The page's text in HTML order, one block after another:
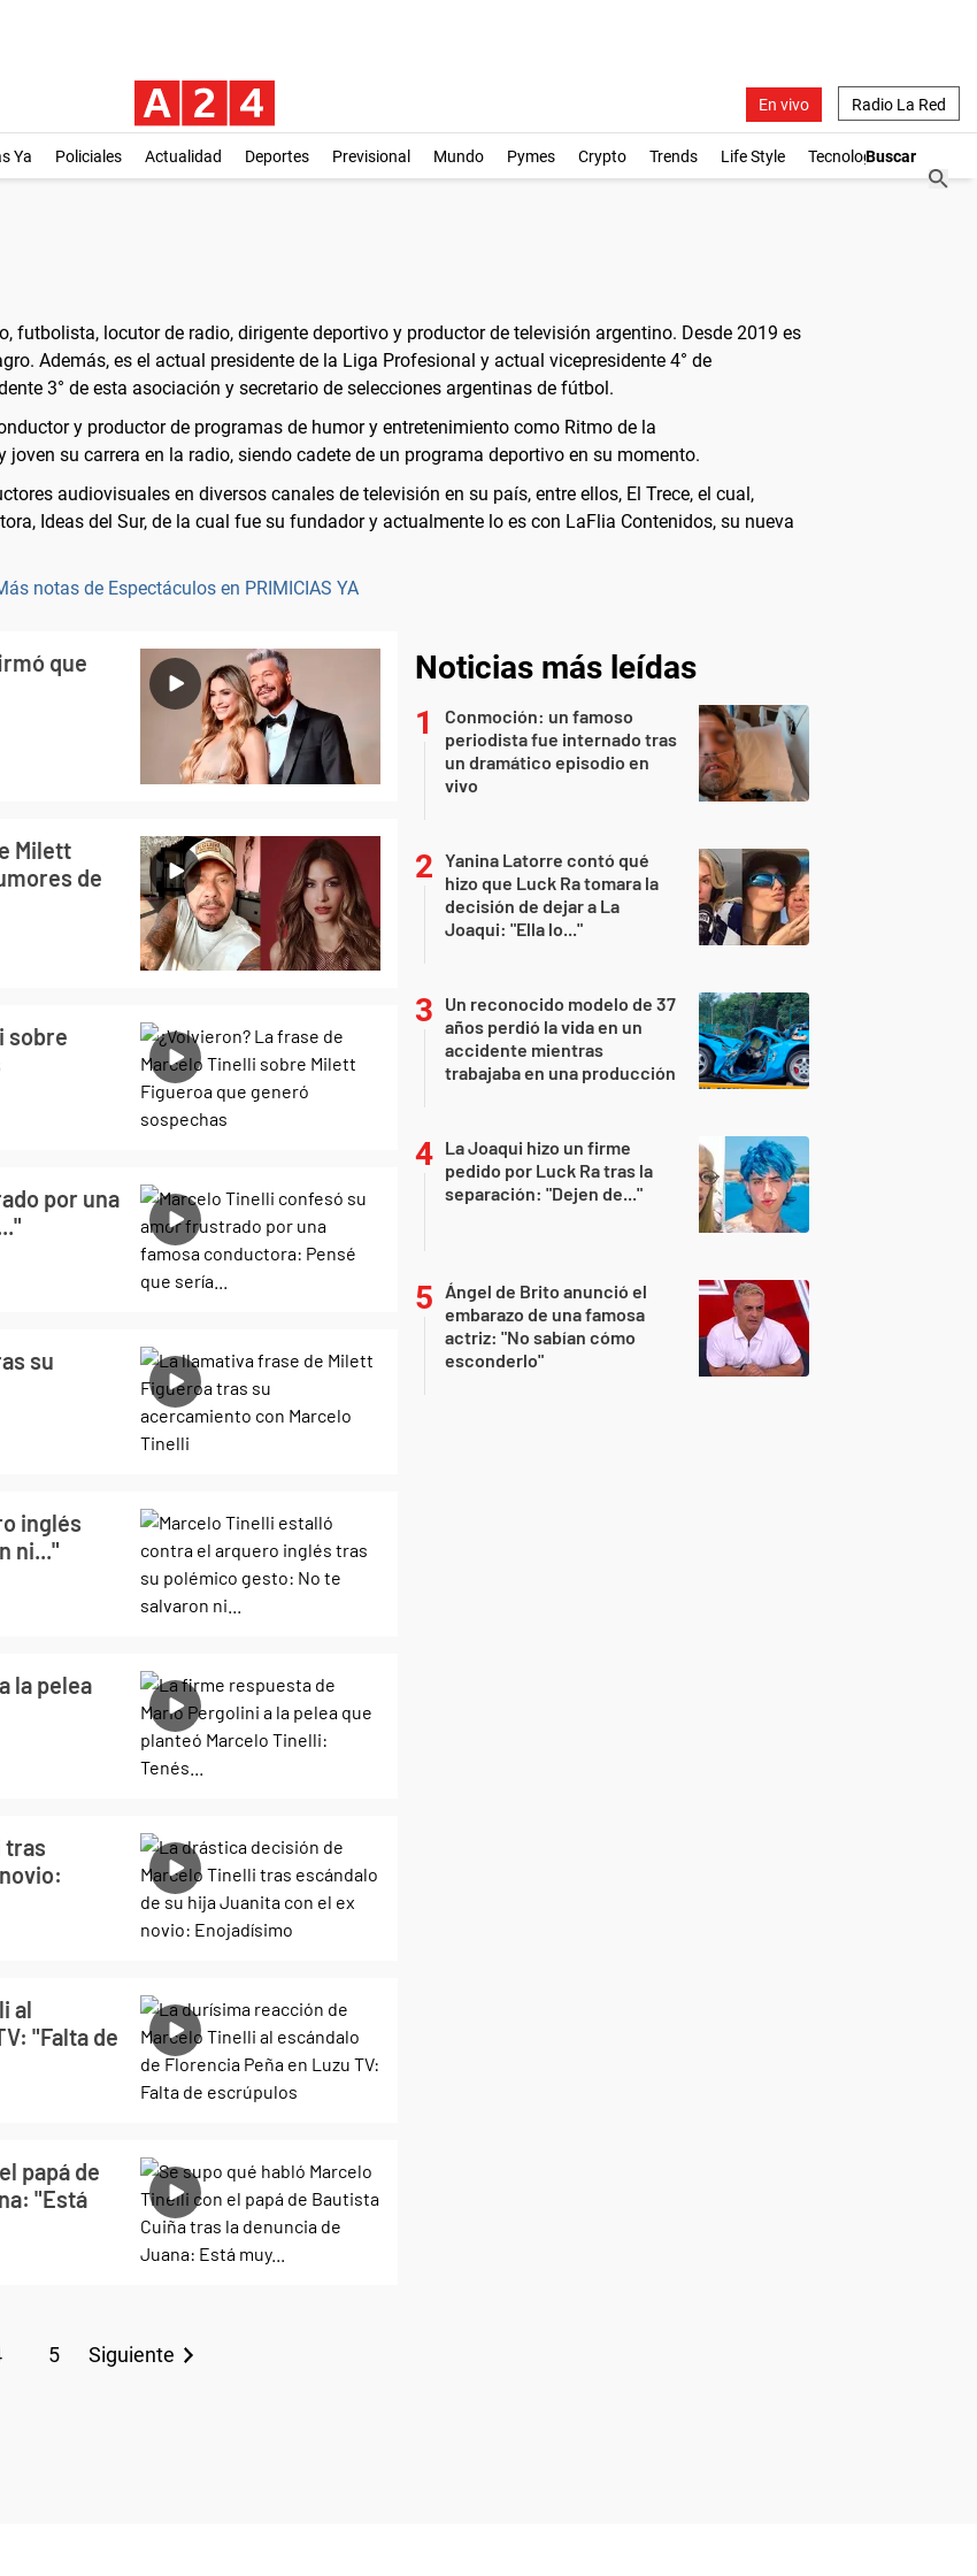
En vivo Radio La Red
Ya Policiales Actualidad Deportes Previsional Mundo Pymes Crypto Trends Life Style Tecnología
futbolista, locutor de radio, dirigente deportivo y productor de televisión argentino. Desde 2019 es
Además, es el actual presidente de la Liga Profesional y actual vicepresidente 4° de
3° de esta asociación y secretario de selecciones argentinas de fútbol.
y productor de programas de humor y entretenimiento como Ritmo de la
joven su carrera en la radio, siendo cadete de un programa deportivo en su momento.
audiovisuales en diversos canales de televisión en su país, entre ellos, El Trece, el cual,
Ideas del Sur, de la cual fue su fundador y actualmente lo es con LaFlia Contenidos, su nueva
notas de Espectáculos en PRIMICIAS YA
que
Milett
de
sobre
por una
su
inglés
ni..."
la pelea
tras
al
"Falta de
papá de
"Está
5 Siguiente
Noticias más leídas
Conmoción: un famoso
periodista fue internado tras
un dramático episodio en
vivo
Yanina Latorre contó qué
hizo que Luck Ra tomara la
decisión de dejar a La
Joaqui: "Ella lo..."
Un reconocido modelo de 37
años perdió la vida en un
accidente mientras
trabajaba en una producción
La Joaqui hizo un firme
pedido por Luck Ra tras la
separación: "Dejen de..."
Ángel de Brito anunció el
embarazo de una famosa
actriz: "No sabían cómo
esconderlo"